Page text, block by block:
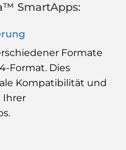
SmartApps:
Formate
Format. Dies
Kompatibilität und
Ihrer